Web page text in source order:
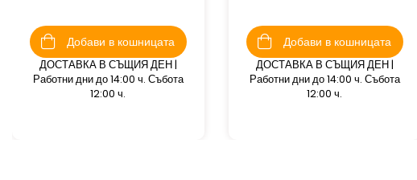
Добави в кошницата
ДОСТАВКА В СЪЩИЯ ДЕН |
Работни дни до 14:00 ч. Събота
12:00 ч.
Добави в кошницата
ДОСТАВКА В СЪЩИЯ ДЕН |
Работни дни до 14:00 ч. Събота
12:00 ч.